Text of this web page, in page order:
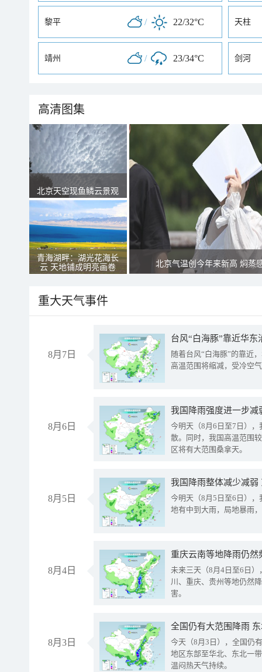
黎平 / 22/32°C 天柱
靖州 / 23/34°C 剑河
高清图集
北京天空现鱼鳞云景观
青海湖畔：湖光花海长
云 天地铺成明亮画卷
北京气温创今年来新高 焖蒸
重大天气事件
8月7日
台风“白海豚”靠近华
随着台风“白海豚”的靠近
高温范围将缩减，受冷空
8月6日
今明天（8月6日至7日）
散。同时，我国高温范围
区将有大范围桑拿天。
8月5日
我国降雨整体减少减弱
今明天（8月5日至6日）
地有中到大雨，局地暴雨
8月4日
重庆云南等地降雨仍然
未来三天（8月4日至6日
川、重庆、贵州等地仍然
害。
8月3日
全国仍有大范围降雨
今天（8月3日），全国仍
地区东部至华北、东北一
温闷热天气持续。